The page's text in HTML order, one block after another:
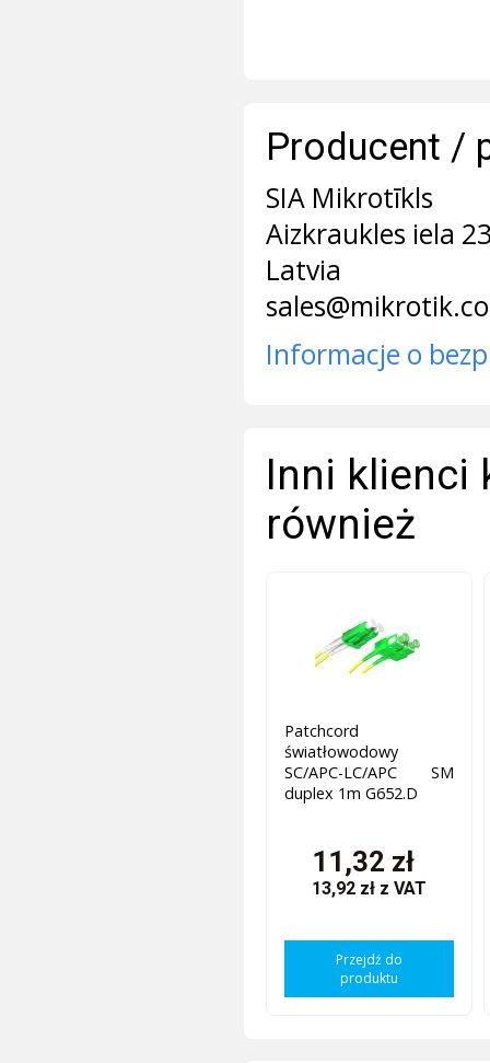
Producent /
SIA Mikrotīkls
Aizkraukles iela
Latvia
Informacje o
Inni klienci
również
Patchcord
światłowodowy
SC/APC-LC/APC SM
duplex 1m G652.D
11,32 zł
13,92 zł z VAT
Przejdź do
produktu